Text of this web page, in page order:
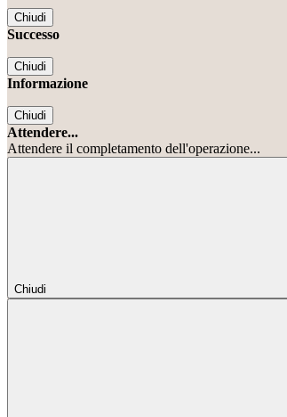
Chiudi
Successo
Chiudi
Informazione
Chiudi
Attendere...
Attendere il completamento dell'operazione...
Chiudi